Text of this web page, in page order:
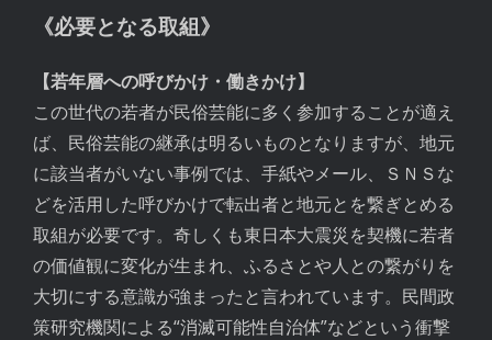
《必要となる取組》
【若年層への呼びかけ・働きかけ】
この世代の若者が民俗芸能に多く参加することが適え
ば、民俗芸能の継承は明るいものとなりますが、地元
に該当者がいない事例では、手紙やメール、ＳＮＳな
どを活用した呼びかけで転出者と地元とを繋ぎとめる
取組が必要です。奇しくも東日本大震災を契機に若者
の価値観に変化が生まれ、ふるさとや人との繋がりを
大切にする意識が強まったと言われています。民間政
策研究機関による“消滅可能性自治体”などという衝撃